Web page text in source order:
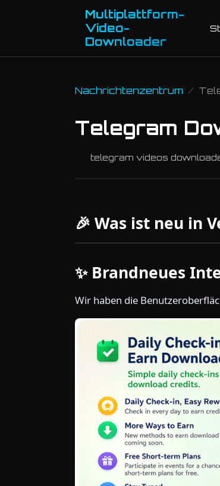
Multiplattform-
Video-
Downloader
Nachrichtenzentrum
Telegram
telegram videos
🎉 Was ist neu in
✨ Brandneues
Wir haben die